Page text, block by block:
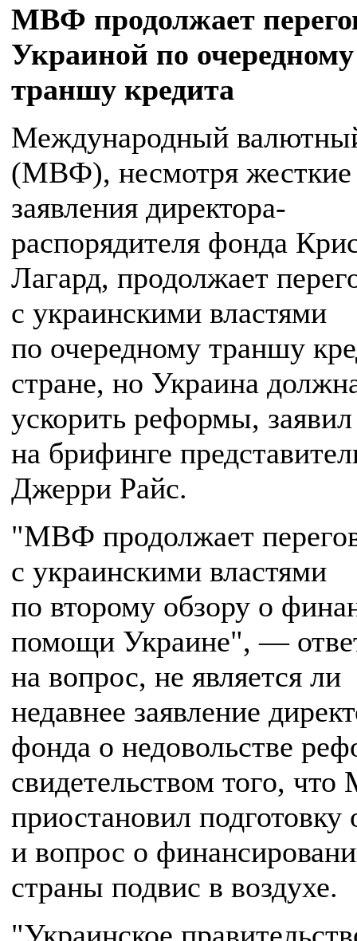
МВФ продолжает
Украиной по очередному
траншу кредита
Международный
(МВФ), несмотря жесткие
заявления директора-
распорядителя фонда
Лагард, продолжает
с украинскими властями
по очередному траншу
стране, но Украина
ускорить реформы, заявил
на брифинге
Джерри Райс.
"МВФ продолжает
с украинскими властями
по второму обзору о
помощи Украине", —
на вопрос, не является ли
недавнее заявление
фонда о недовольстве
свидетельством того,
приостановил подготовку
и вопрос о
страны подвис в воздухе.